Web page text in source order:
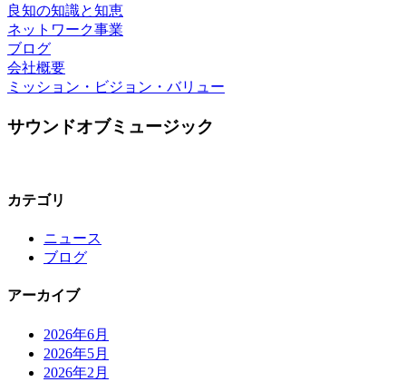
良知の知識と知恵
ネットワーク事業
ブログ
会社概要
ミッション・ビジョン・バリュー
サウンドオブミュージック
カテゴリ
ニュース
ブログ
アーカイブ
2026年6月
2026年5月
2026年2月